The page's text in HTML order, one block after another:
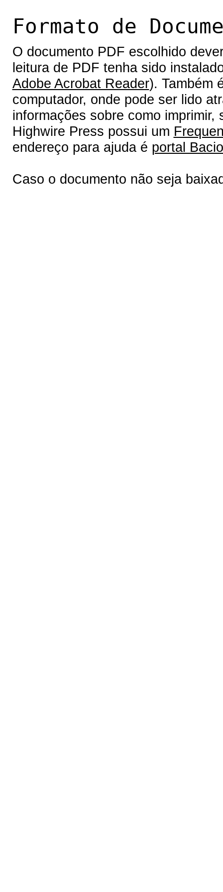
Formato de
O documento PDF escolhido
leitura de PDF tenha sido
Adobe Acrobat Reader). Também
computador, onde pode ser lido
informações sobre como
Highwire Press possui um
endereço para ajuda é portal
Caso o documento não seja